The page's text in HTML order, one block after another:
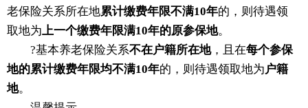
老保险关系所在地累计缴费年限不满10年的，则待遇领
取地为上一个缴费年限满10年的原参保地。
?基本养老保险关系不在户籍所在地，且在每个参保
地的累计缴费年限均不满10年的，则待遇领取地为户籍
地。